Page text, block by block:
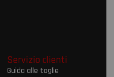
Servizio clienti
Guida alle taglie